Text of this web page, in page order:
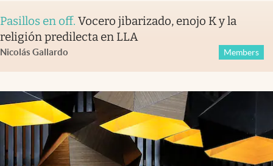
Pasillos en off. Vocero jibarizado, enojo K y la
religión predilecta en LLA
Nicolás Gallardo Members